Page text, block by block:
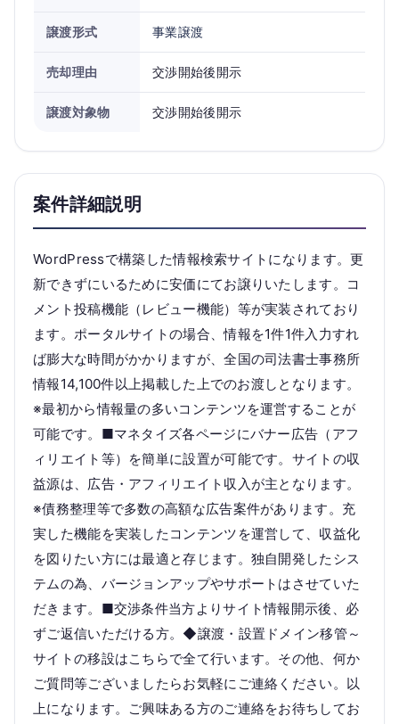
譲渡形式 事業譲渡
売却理由 交渉開始後開示
譲渡対象物 交渉開始後開示
案件詳細説明
WordPressで構築した情報検索サイトになります。更
新できずにいるために安価にてお譲りいたします。コ
メント投稿機能（レビュー機能）等が実装されており
ます。ポータルサイトの場合、情報を1件1件入力すれ
ば膨大な時間がかかりますが、全国の司法書士事務所
情報14,100件以上掲載した上でのお渡しとなります。
※最初から情報量の多いコンテンツを運営することが
可能です。■マネタイズ各ページにバナー広告（アフ
ィリエイト等）を簡単に設置が可能です。サイトの収
益源は、広告・アフィリエイト収入が主となります。
※債務整理等で多数の高額な広告案件があります。充
実した機能を実装したコンテンツを運営して、収益化
を図りたい方には最適と存じます。独自開発したシス
テムの為、バージョンアップやサポートはさせていた
だきます。■交渉条件当方よりサイト情報開示後、必
ずご返信いただける方。◆譲渡・設置ドメイン移管～
サイトの移設はこちらで全て行います。その他、何か
ご質問等ございましたらお気軽にご連絡ください。以
上になります。ご興味ある方のご連絡をお待ちしてお